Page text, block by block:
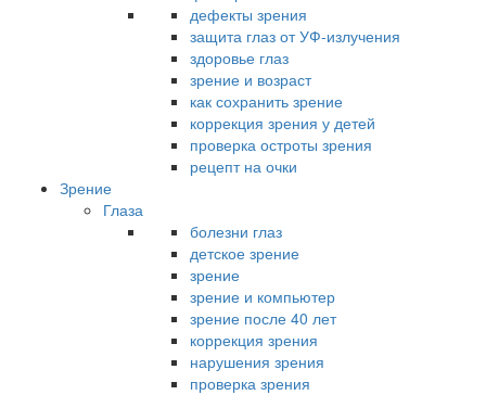
дефекты зрения
защита глаз от УФ-излучения
здоровье глаз
зрение и возраст
как сохранить зрение
коррекция зрения у детей
проверка остроты зрения
рецепт на очки
Зрение
Глаза
болезни глаз
детское зрение
зрение
зрение и компьютер
зрение после 40 лет
коррекция зрения
нарушения зрения
проверка зрения